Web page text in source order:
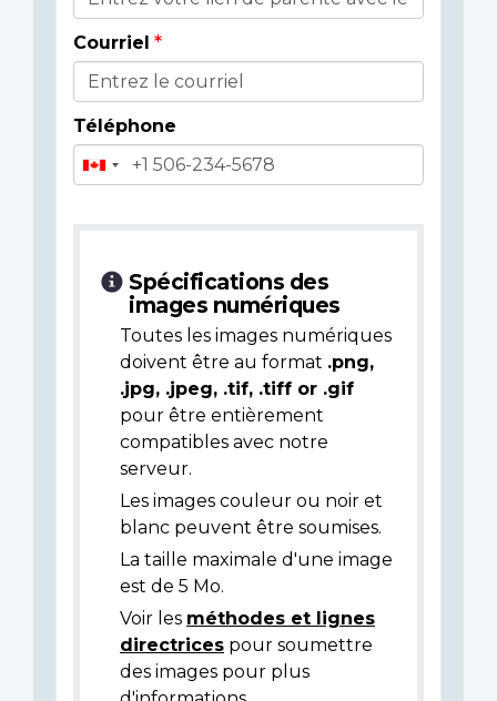
Courriel
Téléphone
Spécifications des
images numériques
Toutes les images numériques
doivent être au format .png,
.jpg, .jpeg, .tif, .tiff or .gif
pour être entièrement
compatibles avec notre
serveur.
Les images couleur ou noir et
blanc peuvent être soumises.
La taille maximale d'une image
est de 5 Mo.
Voir les méthodes et lignes
directrices pour soumettre
des images pour plus